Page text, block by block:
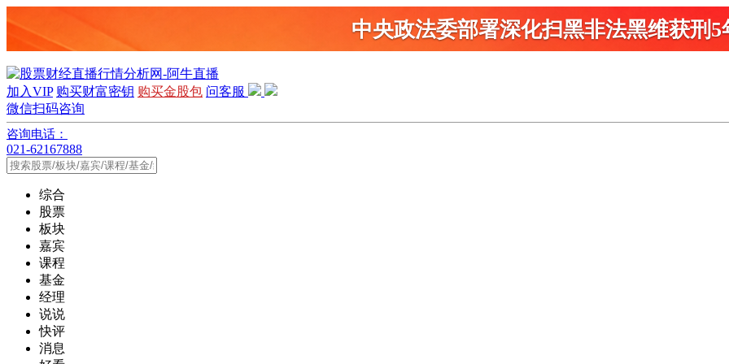
中央政法委部署深化扫黑非法黑维获刑5
加入VIP 购买财富密钥 购买金股包 问客服
微信扫码咨询
咨询电话：
021-62167888
综合
股票
板块
嘉宾
课程
基金
经理
说说
快评
消息